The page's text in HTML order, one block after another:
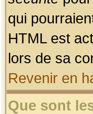
qui
HTML est
lors de sa
Revenir en
Que sont